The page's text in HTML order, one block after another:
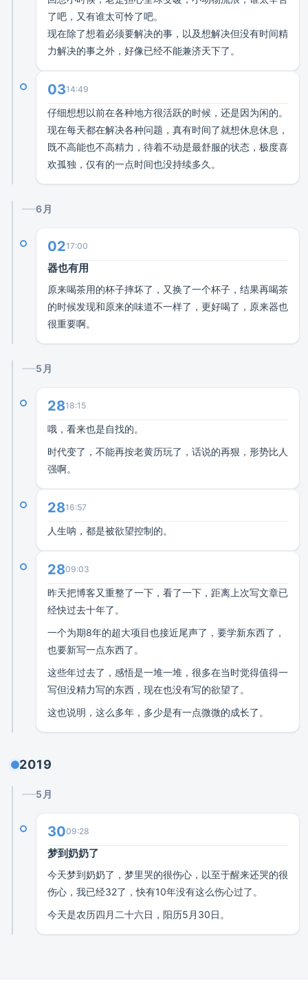
了吧，又有谁太可怜了吧。
现在除了想着必须要解决的事，以及想解决但没有时间精
力解决的事之外，好像已经不能兼济天下了。
0314:49
仔细想想以前在各种地方很活跃的时候，还是因为闲的。
现在每天都在解决各种问题，真有时间了就想休息休息，
既不高能也不高精力，待着不动是最舒服的状态，极度喜
欢孤独，仅有的一点时间也没持续多久。
6月
0217:00
器也有用
原来喝茶用的杯子摔坏了，又换了一个杯子，结果再喝茶
的时候发现和原来的味道不一样了，更好喝了，原来器也
很重要啊。
5月
2818:15
哦，看来也是自找的。
时代变了，不能再按老黄历玩了，话说的再狠，形势比人
强啊。
2816:57
人生呐，都是被欲望控制的。
2809:03
昨天把博客又重整了一下，看了一下，距离上次写文章已
经快过去十年了。
一个为期8年的超大项目也接近尾声了，要学新东西了，
也要新写一点东西了。
这些年过去了，感悟是一堆一堆，很多在当时觉得值得一
写但没精力写的东西，现在也没有写的欲望了。
这也说明，这么多年，多少是有一点微微的成长了。
2019
5月
3009:28
梦到奶奶了
今天梦到奶奶了，梦里哭的很伤心，以至于醒来还哭的很
伤心，我已经32了，快有10年没有这么伤心过了。
今天是农历四月二十六日，阳历5月30日。